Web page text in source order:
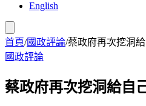
English
首頁/國政評論/蔡政府再次挖洞
國政評論
蔡政府再次挖洞給自